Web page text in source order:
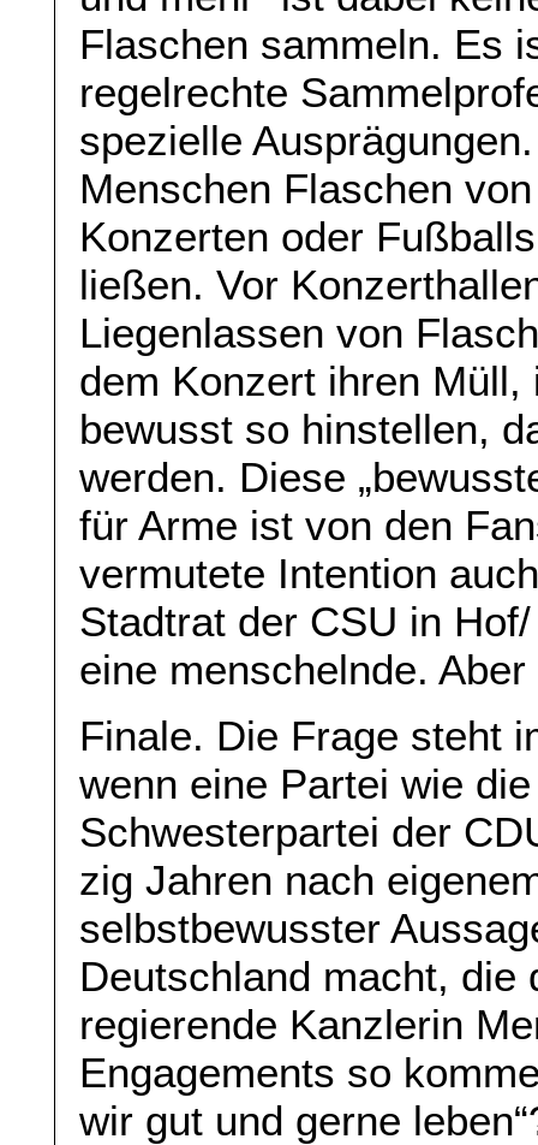
Flaschen sammeln. Es
regelrechte
spezielle
Menschen Flaschen
Konzerten oder
ließen. Vor
Liegenlassen von
dem Konzert ihren
bewusst so hinstellen,
werden. Diese
für Arme ist von den
vermutete Intention
Stadtrat der CSU in
eine menschelnde.
Finale. Die Frage steht
wenn eine Partei wie
Schwesterpartei der
zig Jahren nach
selbstbewusster
Deutschland macht, die
regierende Kanzlerin
Engagements so
wir gut und gerne